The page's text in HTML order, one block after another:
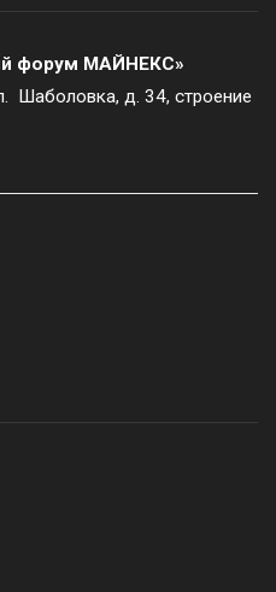
форум МАЙНЕКС»
Шаболовка, д. 34, строение